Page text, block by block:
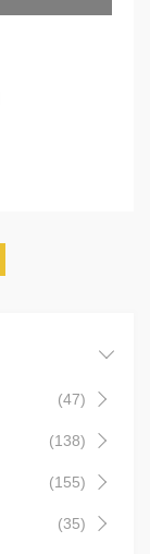
(47)
(138)
(155)
(35)